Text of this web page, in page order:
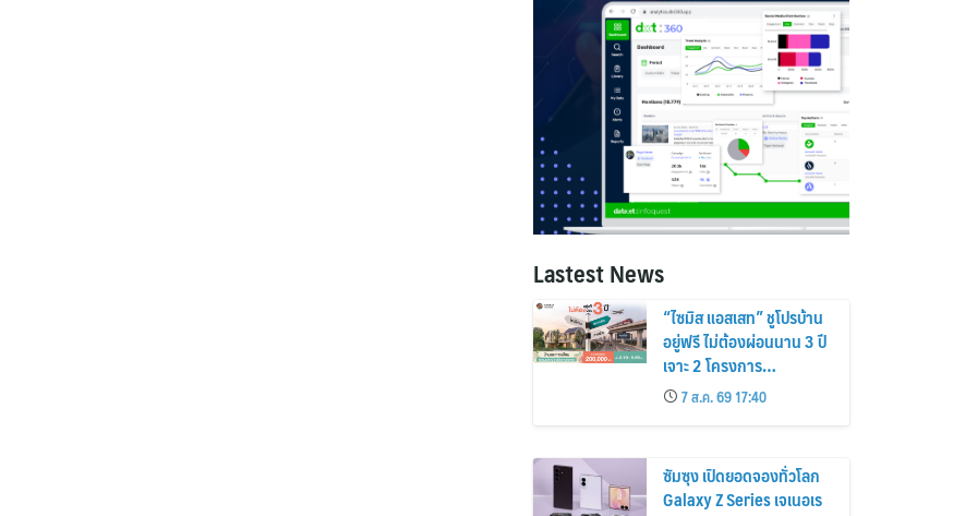
Lastest News
“ไซมิส แอสเสท” ชูโปรบ้าน
อยู่ฟรี ไม่ต้องผ่อนนาน 3 ปี
เจาะ 2 โครงการ
“Siamese Holm–
Siamese Blossom”
พร้อมส่วนลดและสิทธิพิเศษ
ถึง 31 สิงหาคม 2569
7 ส.ค. 69 17:40
ซัมซุง เปิดยอดจองทั่วโลก
Galaxy Z Series เจเนอเร